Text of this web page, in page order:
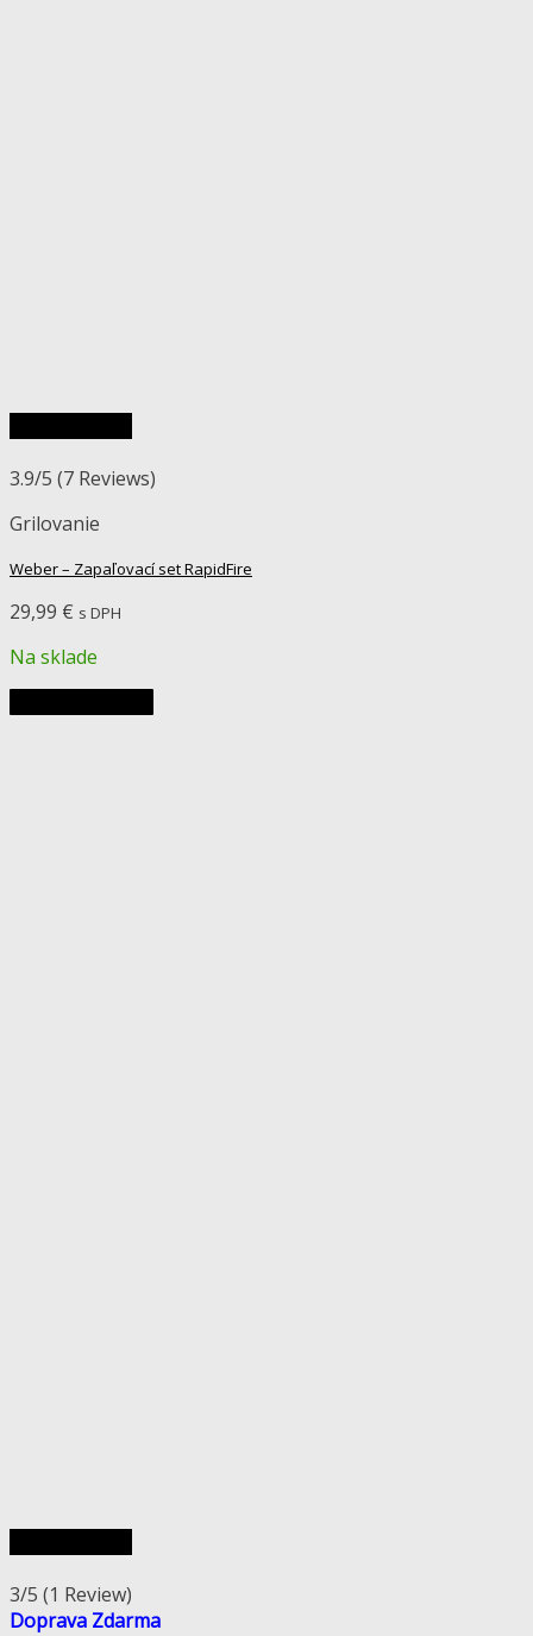
3.9/5 (7 Reviews)
Grilovanie
Weber – Zapaľovací set RapidFire
29,99 € s DPH
Na sklade
3/5 (1 Review)
Doprava Zdarma